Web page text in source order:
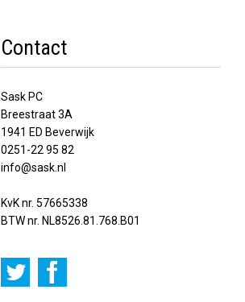
Contact
Sask PC
Breestraat 3A
1941 ED Beverwijk
0251-22 95 82
info@sask.nl
KvK nr. 57665338
BTW nr. NL8526.81.768.B01